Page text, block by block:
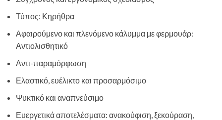
Τύπος: Κηρήθρα
Αφαιρούμενο και πλενόμενο κάλυμμα με φερμουάρ:
Αντιολισθητικό
Αντι-παραμόρφωση
Ελαστικό, ευέλικτο και προσαρμόσιμο
Ψυκτικό και αναπνεύσιμο
Ευεργετικά αποτελέσματα: ανακούφιση, ξεκούραση,